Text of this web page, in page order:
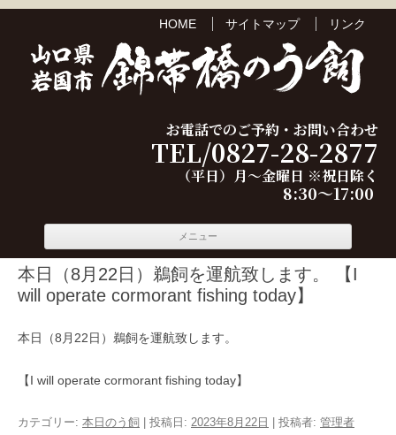
HOME サイトマップ リンク
お電話でのご予約・お問い合わせ
TEL/0827-28-2877
（平日）月～金曜日 ※祝日除く
8:30～17:00
メニュー
本日（8月22日）鵜飼を運航致します。 【I
will operate cormorant fishing today】
本日（8月22日）鵜飼を運航致します。
【I will operate cormorant fishing today】
カテゴリー: 本日のう飼 | 投稿日: 2023年8月22日 投稿者: 管理者